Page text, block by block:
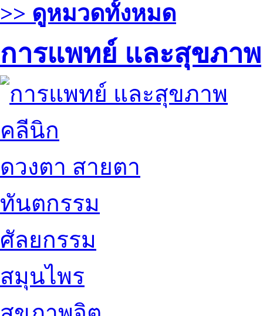
>> ดูหมวดทั้งหมด
การแพทย์ และสุขภาพ
คลีนิก
ดวงตา สายตา
ทันตกรรม
ศัลยกรรม
สมุนไพร